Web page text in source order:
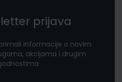
prijava
informacije o novim
akcijama i drugim